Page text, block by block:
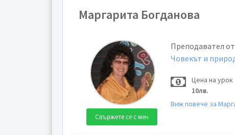
Маргарита Богданова
Свържете се с мен
Преподавател от
Човекът и
Цена на урок
10лв.
Виж повече за